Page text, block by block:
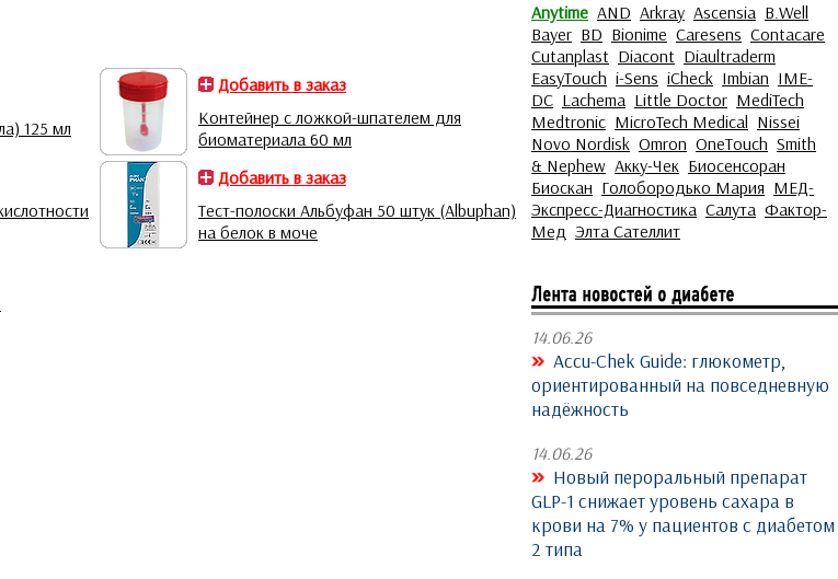
125 мл
Добавить в заказ
Контейнер с ложкой-шпателем для
биоматериала 60 мл
Добавить в заказ
Тест-полоски Альбуфан 50 штук (Albuphan)
на белок в моче
Anytime AND Arkray Ascensia B.Well
Bayer BD Bionime Caresens Contacare
Cutanplast Diacont Diaultraderm
EasyTouch i-Sens iCheck Imbian IME-
DC Lachema Little Doctor MediTech
Medtronic MicroTech Medical Nissei
Novo Nordisk Omron OneTouch Smith
& Nephew Акку-Чек Биосенсоран
Биоскан Голобородько Мария МЕД-
Экспресс-Диагностика Салута Фактор-
Мед Элта Сателлит
14.06.26
Accu-Chek Guide: глюкометр,
ориентированный на повседневную
надёжность
14.06.26
Новый пероральный препарат
GLP-1 снижает уровень сахара в
крови на 7% у пациентов с диабетом
2 типа